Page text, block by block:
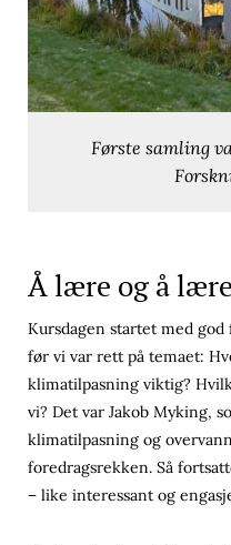
Første samling
Å lære og å
Kursdagen startet med
før vi var rett på temaet:
klimatilpasning viktig?
vi? Det var Jakob Myking,
klimatilpasning og
foredragsrekken. Så
– like interessant og